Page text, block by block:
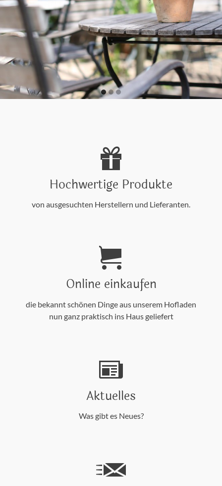
Hochwertige Produkte
von ausgesuchten Herstellern und Lieferanten.
Online einkaufen
die bekannt schönen Dinge aus unserem Hofladen
nun ganz praktisch ins Haus geliefert
Aktuelles
Was gibt es Neues?